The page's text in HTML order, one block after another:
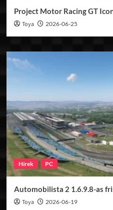
Project Motor Racing GT
Toya 2026-06-25
Hírek PC
Automobilista 2 1.6.9.8-as
Toya 2026-06-19